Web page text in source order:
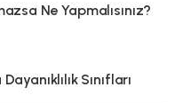
Ne Yapmalısınız?
Sınıfları